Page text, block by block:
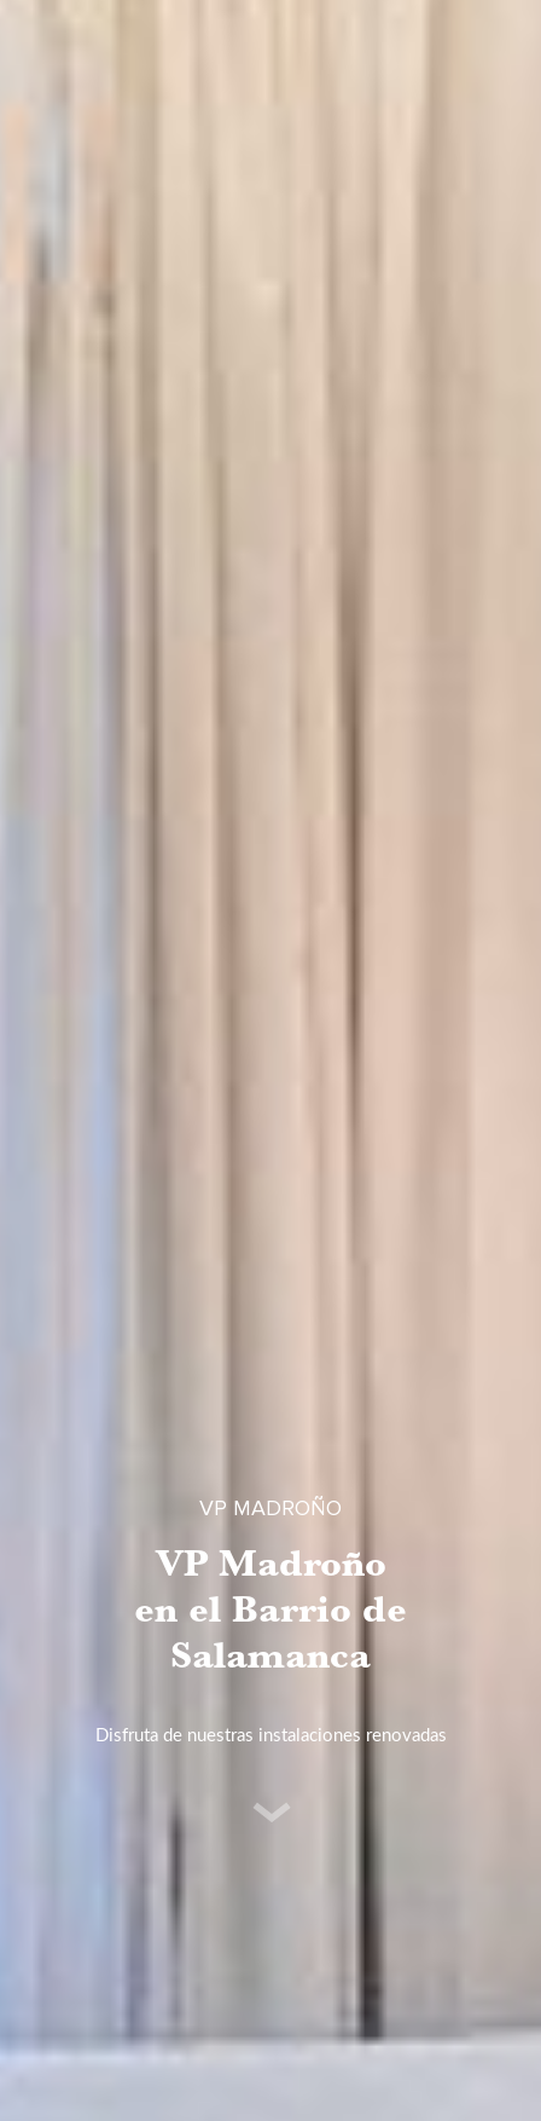
VP MADROÑO
VP Madroño
en el Barrio de
Salamanca
Disfruta de nuestras instalaciones renovadas